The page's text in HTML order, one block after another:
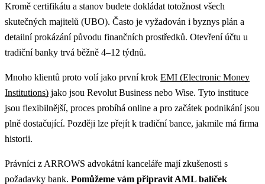
Kromě certifikátu a stanov budete dokládat totožnost všech
skutečných majitelů (UBO). Často je vyžadován i byznys plán a
detailní prokázání původu finančních prostředků. Otevření účtu u
tradiční banky trvá běžně 4–12 týdnů.
Mnoho klientů proto volí jako první krok EMI (Electronic Money
Institutions) jako jsou Revolut Business nebo Wise. Tyto instituce
jsou flexibilnější, proces probíhá online a pro začátek podnikání jsou
plně dostačující. Později lze přejít k tradiční bance, jakmile má firma
historii.
Právníci z ARROWS advokátní kanceláře mají zkušenosti s
požadavky bank. Pomůžeme vám připravit AML balíček